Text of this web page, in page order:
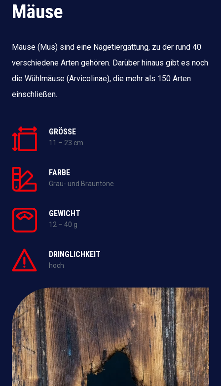
Mäuse
Mäuse (Mus) sind eine Nagetiergattung, zu der rund 40
verschiedene Arten gehören. Darüber hinaus gibt es noch
die Wühlmäuse (Arvicolinae), die mehr als 150 Arten
einschließen.
GRÖSSE
11 – 23 cm
FARBE
Grau- und Brauntöne
GEWICHT
12 – 40 g
DRINGLICHKEIT
hoch